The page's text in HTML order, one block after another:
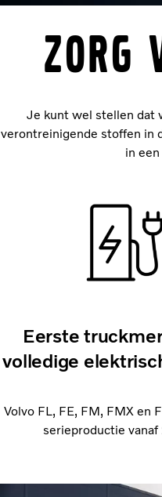
ZORG
Je kunt wel stellen dat
verontreinigende stoffen in
in
Eerste
volledige
Volvo FL, FE, FM, FMX en
serieproductie vanaf